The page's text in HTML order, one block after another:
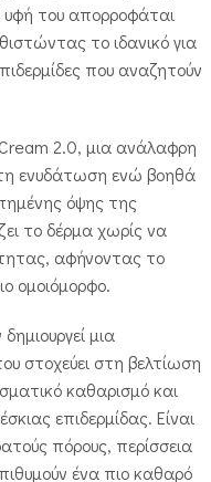
υφή του απορροφάται
το ιδανικό για
που αναζητούν
2.0, μια ανάλαφρη
ενυδάτωση ενώ βοηθά
όψης της
το δέρμα χωρίς να
αφήνοντας το
ομοιόμορφο.
μια
στοχεύει στη βελτίωση
καθαρισμό και
επιδερμίδας. Είναι
πόρους, περίσσεια
ένα πιο καθαρό